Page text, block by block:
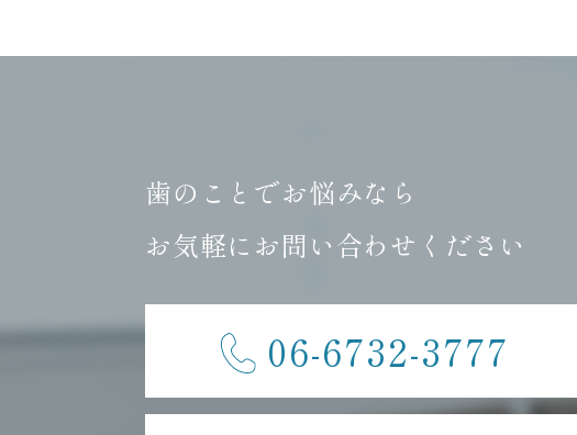
歯のことでお悩みなら
お気軽にお問い合わせください
06-6732-3777